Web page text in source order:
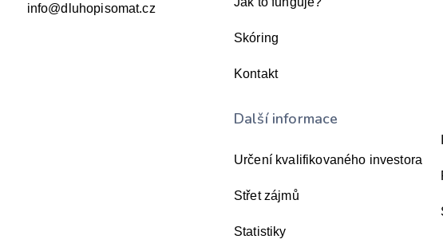
info@dluhopisomat.cz
Skóring
Kontakt
Další informace
Určení kvalifikovaného investora
Střet zájmů
Statistiky